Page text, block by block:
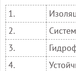
1.
2.
3.
4.